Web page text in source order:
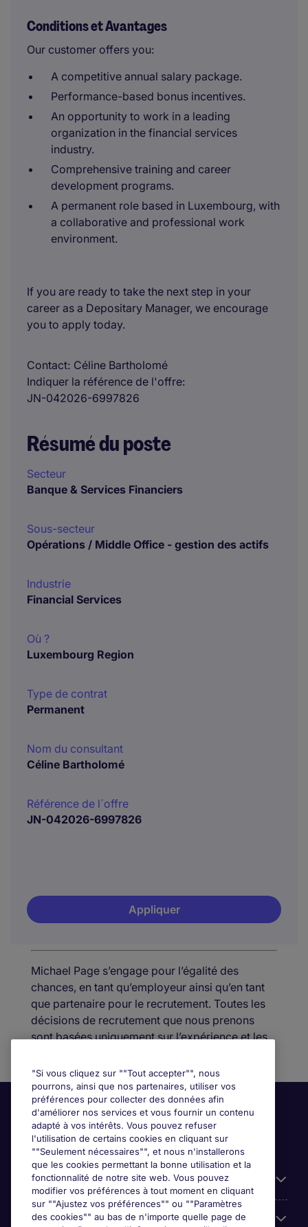
Conditions et Avantages
Our customer offers you:
A competitive annual salary package.
Performance-based bonus incentives.
An opportunity to work in a leading
organization in the financial services
industry.
Comprehensive training and career
development programs.
A permanent role based in Luxembourg, with
a collaborative and professional work
environment.
If you are ready to take the next step in your
career as a Depositary Manager, we encourage
you to apply today.
Contact Céline Bartholomé
Indiquer la référence de l'offre
JN-042026-6997826
Résumé du poste
Secteur
Banque & Services Financiers
Sous-secteur
Opérations / Middle Office - gestion des actifs
Industrie
Financial Services
Où ?
Luxembourg Region
Type de contrat
Permanent
Nom du consultant
Céline Bartholomé
Référence de l´offre
JN-042026-6997826
Appliquer
Michael Page s’engage pour l’égalité des
chances, en tant qu’employeur ainsi qu’en tant
que partenaire pour le recrutement. Toutes les
décisions de recrutement que nous prenons
sont basées uniquement sur l’expérience et les
Liens utiles
Prix
"Si vous cliquez sur ""Tout accepter"", nous
pourrons, ainsi que nos partenaires, utiliser vos
préférences pour collecter des données afin
d'améliorer nos services et vous fournir un contenu
adapté à vos intérêts. Vous pouvez refuser
l'utilisation de certains cookies en cliquant sur
""Seulement nécessaires"", et nous n'installerons
que les cookies permettant la bonne utilisation et la
fonctionnalité de notre site web. Vous pouvez
modifier vos préférences à tout moment en cliquant
sur ""Ajustez vos préférences"" ou ""Paramètres
des cookies"" au bas de n'importe quelle page de